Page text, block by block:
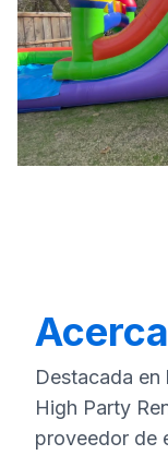
Destacada en
High Party
proveedor de